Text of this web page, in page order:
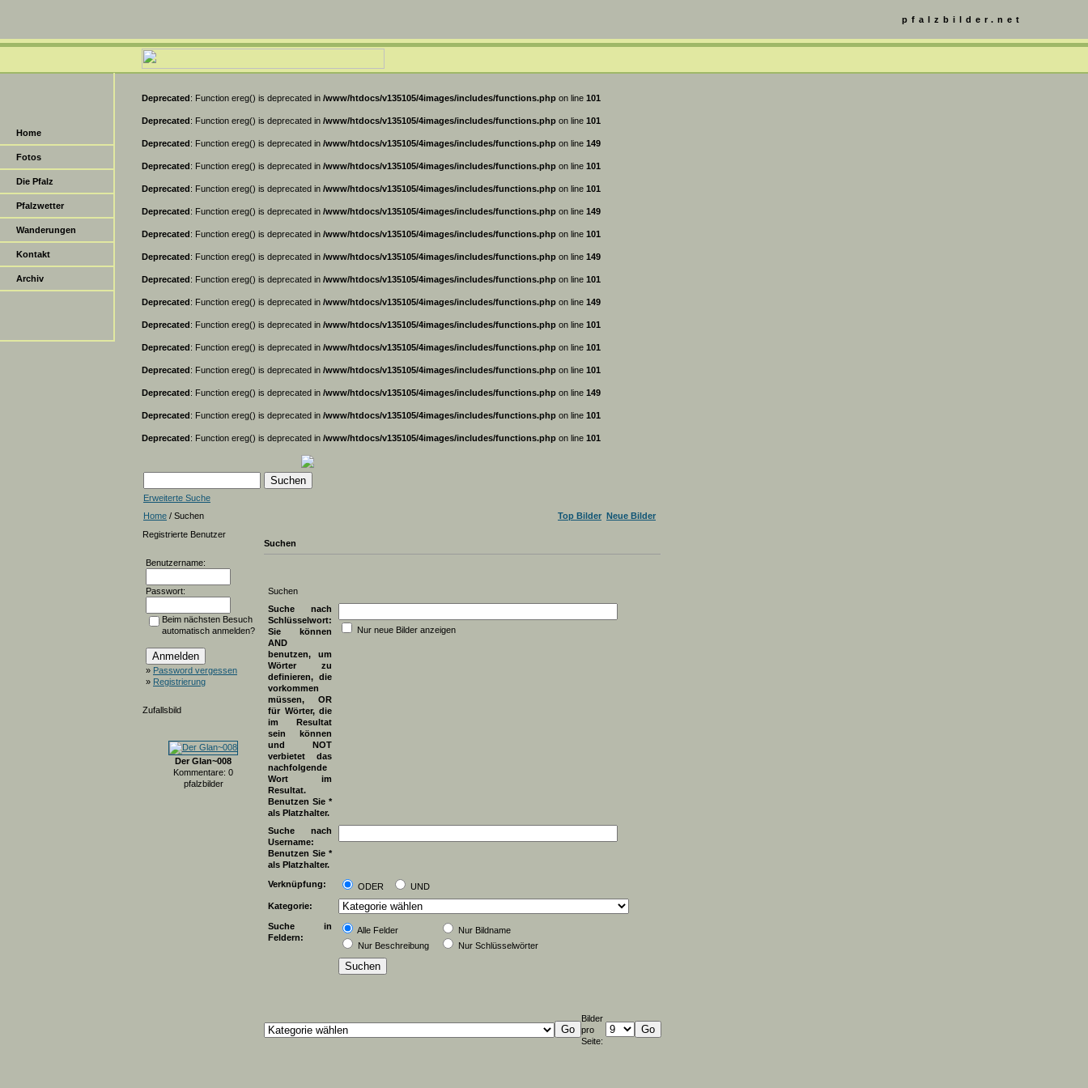
Home
Fotos
Die Pfalz
Pfalzwetter
Wanderungen
Kontakt
Archiv
pfalzbilder.net
Deprecated: Function ereg() is deprecated in /www/htdocs/v135105/4images/includes/functions.php on line 101
Deprecated: Function ereg() is deprecated in /www/htdocs/v135105/4images/includes/functions.php on line 101
Deprecated: Function ereg() is deprecated in /www/htdocs/v135105/4images/includes/functions.php on line 149
Deprecated: Function ereg() is deprecated in /www/htdocs/v135105/4images/includes/functions.php on line 101
Deprecated: Function ereg() is deprecated in /www/htdocs/v135105/4images/includes/functions.php on line 101
Deprecated: Function ereg() is deprecated in /www/htdocs/v135105/4images/includes/functions.php on line 149
Deprecated: Function ereg() is deprecated in /www/htdocs/v135105/4images/includes/functions.php on line 101
Deprecated: Function ereg() is deprecated in /www/htdocs/v135105/4images/includes/functions.php on line 149
Deprecated: Function ereg() is deprecated in /www/htdocs/v135105/4images/includes/functions.php on line 101
Deprecated: Function ereg() is deprecated in /www/htdocs/v135105/4images/includes/functions.php on line 149
Deprecated: Function ereg() is deprecated in /www/htdocs/v135105/4images/includes/functions.php on line 101
Deprecated: Function ereg() is deprecated in /www/htdocs/v135105/4images/includes/functions.php on line 101
Deprecated: Function ereg() is deprecated in /www/htdocs/v135105/4images/includes/functions.php on line 101
Deprecated: Function ereg() is deprecated in /www/htdocs/v135105/4images/includes/functions.php on line 149
Deprecated: Function ereg() is deprecated in /www/htdocs/v135105/4images/includes/functions.php on line 101
Deprecated: Function ereg() is deprecated in /www/htdocs/v135105/4images/includes/functions.php on line 101
Erweiterte Suche
Home / Suchen Top Bilder Neue Bilder
Registrierte Benutzer
Benutzername:
Passwort:
Beim nächsten Besuch
automatisch anmelden?
» Password vergessen
» Registrierung
Zufallsbild
Der Glan~008
Kommentare: 0
pfalzbilder
Suchen
Suchen
Suche nach
Schlüsselwort:
Sie können
AND
benutzen, um
Wörter zu
definieren, die
vorkommen
müssen, OR
für Wörter, die
im Resultat
sein können
und NOT
verbietet das
nachfolgende
Wort im
Resultat.
Benutzen Sie *
als Platzhalter.
Nur neue Bilder anzeigen
Suche nach
Username:
Benutzen Sie *
als Platzhalter.
Verknüpfung:
ODER
UND
Kategorie:
Suche in
Feldern:
Alle Felder
Nur Bildname
Nur Beschreibung
Nur Schlüsselwörter
Bilder
pro
Seite: